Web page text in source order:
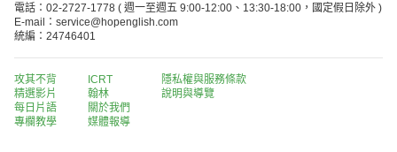
電話：02-2727-1778 ( 週一至週五 9:00-12:00、13:30-18:00，國定假日除外 )
E-mail：service@hopenglish.com
統編：24746401
攻其不背
精選影片
每日片語
專欄教學
ICRT
翰林
關於我們
媒體報導
隱私權與服務條款
說明與導覽